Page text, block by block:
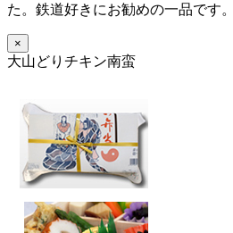
た。鉄道好きにお勧めの一品です。
×
大山どりチキン南蛮